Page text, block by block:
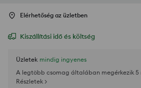
Elérhetőség az üzletben
Kiszállítási idő és költség
Üzletek mindig ingyenes
A legtöbb csomag általában megérkezik 5
Részletek >